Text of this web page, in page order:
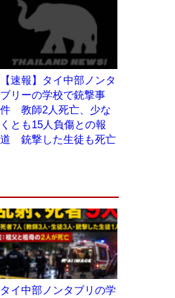
【速報】タイ中部ノンタ
ブリーの学校で銃撃事
件 教師2人死亡、少な
くとも15人負傷との報
道 銃撃した生徒も死亡
タイ中部ノンタブリの学